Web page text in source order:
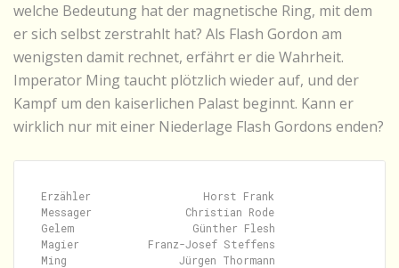
welche Bedeutung hat der magnetische Ring, mit dem
er sich selbst zerstrahlt hat? Als Flash Gordon am
wenigsten damit rechnet, erfährt er die Wahrheit.
Imperator Ming taucht plötzlich wieder auf, und der
Kampf um den kaiserlichen Palast beginnt. Kann er
wirklich nur mit einer Niederlage Flash Gordons enden?
Erzähler                  Horst Frank
Messager               Christian Rode
Gelem                   Günther Flesh
Magier           Franz-Josef Steffens
Ming                  Jürgen Thormann